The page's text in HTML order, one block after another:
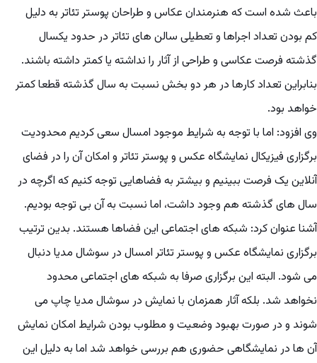
باعث شده است که هنرمندان عکاس و طراحان پوستر تئاتر به دلیل
کم بودن تعداد اجراها و تعطیلی سالن های تئاتر در حدود یکسال
گذشته فرصت عکاسی و طراحی از آثار را نداشته یا کمتر داشته باشند.
بنابراین تعداد کارها در هر دو بخش نسبت به سال گذشته قطعا کمتر
خواهد بود.
وی افزود: اما با توجه به شرایط موجود امسال سعی کردیم محدودیت
برگزاری فیزیکال نمایشگاه عکس و پوستر تئاتر و امکان آن را در فضای
آنلاین یک فرصت ببینیم و بیشتر به فضاهایی توجه کنیم که اگرچه در
سال های گذشته هم وجود داشت، اما نسبت به آن بی توجه بودیم.
آشنا عنوان کرد: شبکه های اجتماعی این فضاها هستند. بدین ترتیب
برگزاری نمایشگاه عکس و پوستر تئاتر امسال در سوشال مدیا دنبال
می شود. البته این برگزاری صرفا به شبکه های اجتماعی محدود
نخواهد شد. بلکه آثار همزمان با نمایش در سوشال مدیا چاپ می
شوند و در صورت بهبود وضعیت و مطلوب بودن شرایط امکان نمایش
آن ها در نمایشگاهی حضوری هم بررسی خواهد شد اما به دلیل این